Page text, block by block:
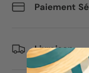
Paiement
Livraison